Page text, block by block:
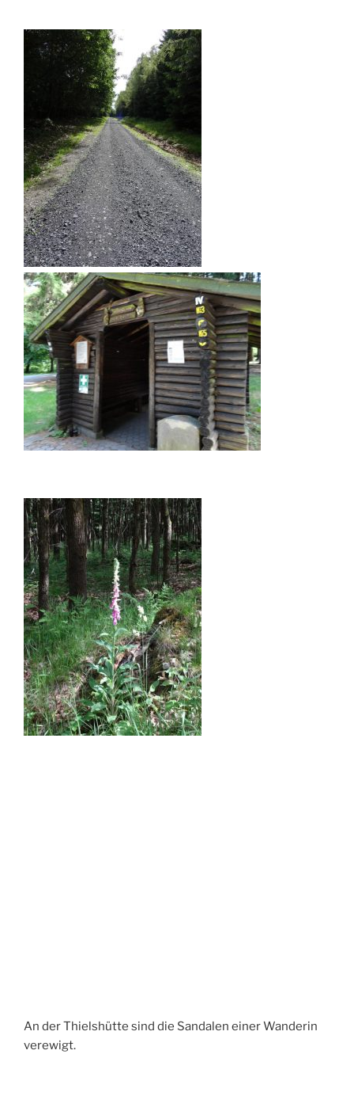
An der Thielshütte sind die Sandalen einer Wanderin
verewigt.